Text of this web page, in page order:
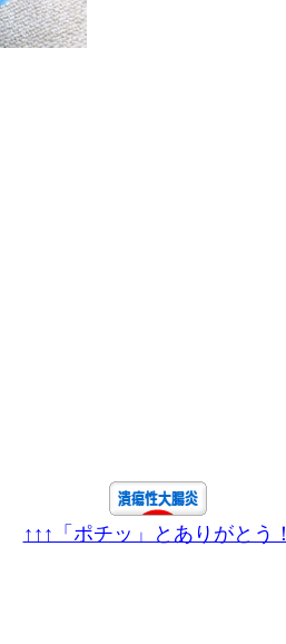
↑↑↑「ポチッ」とありがとう！